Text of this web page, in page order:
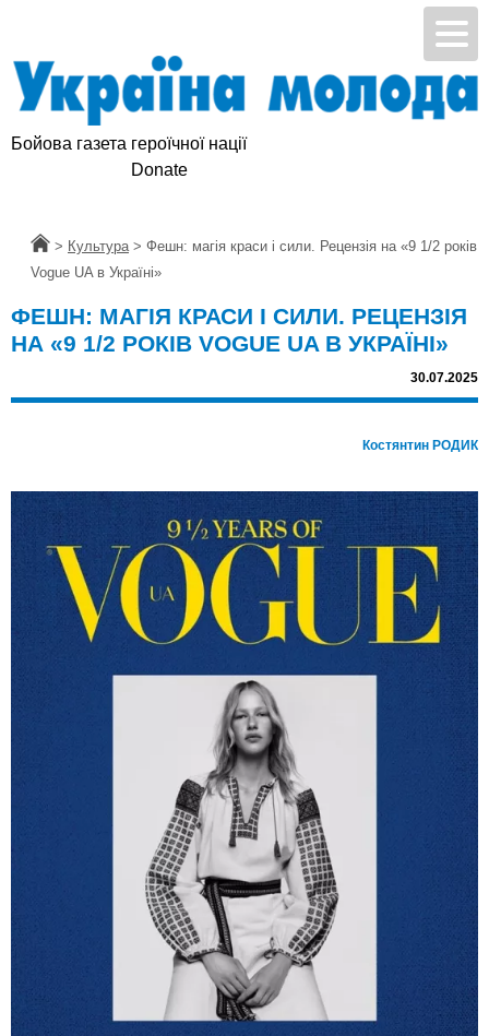
Бойова газета героїчної нації
Головна
> Культура > Фешн: магія краси і сили. Рецензія на «9 1/2 років
Vogue UA в Україні»
ФЕШН: МАГІЯ КРАСИ І СИЛИ. РЕЦЕНЗІЯ
НА «9 1/2 РОКІВ VOGUE UA В УКРАЇНІ»
30.07.2025
Костянтин РОДИК